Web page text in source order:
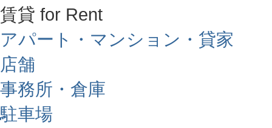
賃貸 for Rent
アパート・マンション・貸家
店舗
事務所・倉庫
駐車場